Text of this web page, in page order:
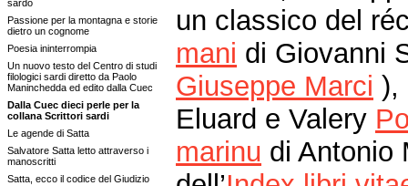
sardo
Passione per la montagna e storie
dietro un cognome
Poesia ininterrompia
Un nuovo testo del Centro di studi
filologici sardi diretto da Paolo
Maninchedda ed edito dalla Cuec
Dalla Cuec dieci perle per la
collana Scrittori sardi
Le agende di Satta
Salvatore Satta letto attraverso i
manoscritti
Satta, ecco il codice del Giudizio
un classico del
mani di Giovanni
Giuseppe Marci ),
Eluard e Valery
marinu di Antonio